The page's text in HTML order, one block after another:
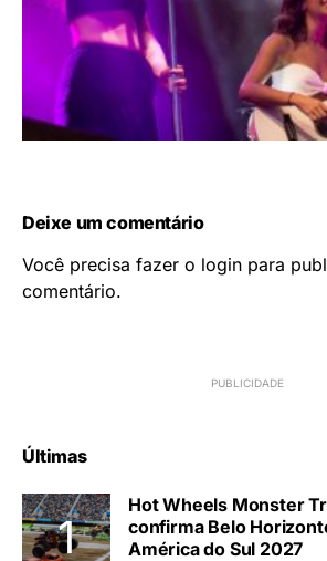
Deixe um comentário
Você precisa fazer o login para
comentário.
Últimas
Hot Wheels Monster
confirma Belo
América do Sul 2027